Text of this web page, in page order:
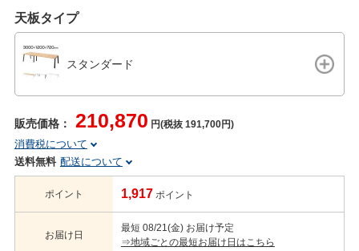
天板タイプ
スタンダード
販売価格： 210,870 円(税抜 191,700円)
消費税について
送料無料 配送について
ポイント 1,917 ポイント
お届け日
最短 08/21(金) お届け予定
⇒地域ごとの最短お届け日はこちら